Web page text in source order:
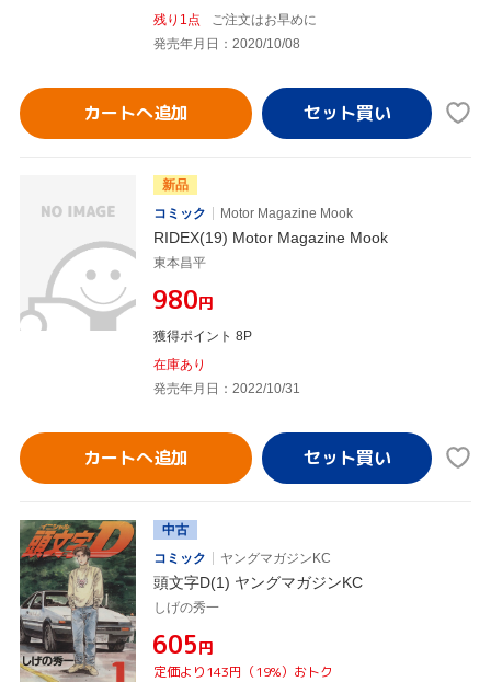
残り1点
ご注文はお早めに
発売年月日：2020/10/08
カートへ追加
新品
コミック
Motor Magazine Mook
RIDEX(19) Motor Magazine Mook
東本昌平
¥980円
獲得ポイント 8P
在庫あり
発売年月日：2022/10/31
カートへ追加
中古
コミック
ヤングマガジンKC
頭文字D(1) ヤングマガジンKC
しげの秀一
¥605円
定価より143円（19%）おトク